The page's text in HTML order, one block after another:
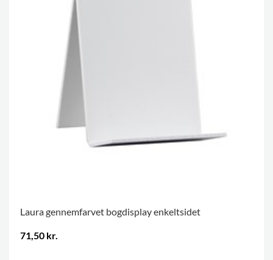
Laura gennemfarvet bogdisplay enkeltsidet
71,50 kr.